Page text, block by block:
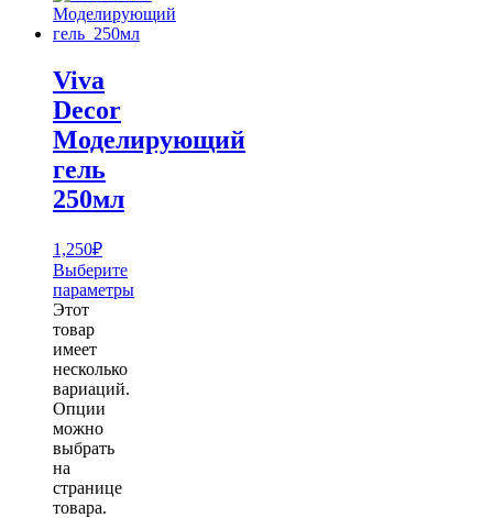
Viva
Decor
Моделирующий
гель
250мл
1,250₽
Выберите
параметры
Этот
товар
имеет
несколько
вариаций.
Опции
можно
выбрать
на
странице
товара.